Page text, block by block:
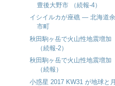
豊後大野市 （続報-4）
イシイルカが座礁 ― 北海道余
市町
秋田駒ヶ岳で火山性地震増加
（続報-2）
秋田駒ヶ岳で火山性地震増加
（続報）
小惑星 2017 KW31 が地球と月